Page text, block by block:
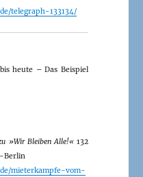
telegraph-133134/
heute – Das Beispiel
»Wir Bleiben Alle!«132
Berlin
mieterkampfe-vom-